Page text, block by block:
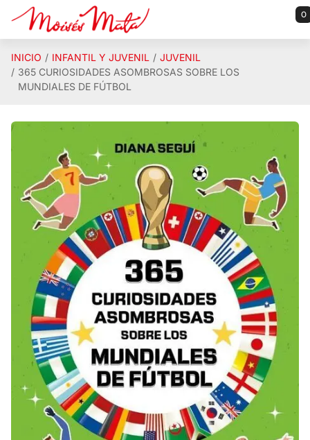
Saltar al contenido principal 0
INICIO INFANTIL Y JUVENIL
JUVENIL
365 CURIOSIDADES ASOMBROSAS SOBRE LOS
MUNDIALES DE FÚTBOL